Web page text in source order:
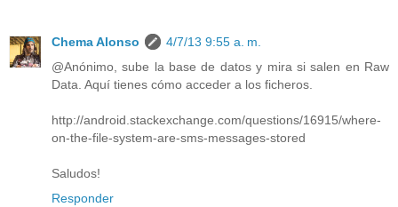
Chema Alonso
4/7/13 9:55 a. m.
@Anónimo, sube la base de datos y mira si salen en Raw
Data. Aquí tienes cómo acceder a los ficheros.
http://android.stackexchange.com/questions/16915/where-
on-the-file-system-are-sms-messages-stored
Saludos!
Responder